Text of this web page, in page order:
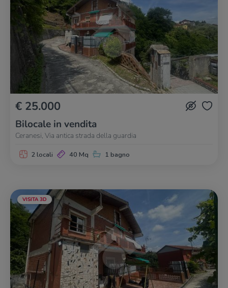
€ 25.000
Bilocale in vendita
Ceranesi, Via antica strada della guardia
2 locali 40 Mq 1 bagno
VISITA 3D